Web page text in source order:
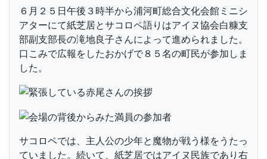
６月２５日午後３時半から浦河町総合文化会館ミニシ
アターにて紙芝居とサコロペ語りはアイヌ協会白糠支
部副支部長の滝地良子さんによって進められました。
口こみで広報をしたおかげで８５名の町民が参加しま
した。
サコロペでは、主人公の少年と魔物が戦う様をうたっ
ていました。続いて、紙芝居ではアイヌ民族であり右